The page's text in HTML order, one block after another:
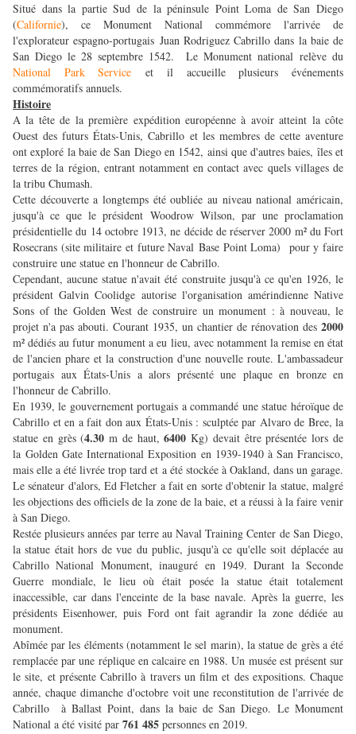
Situé dans la partie Sud de la péninsule Point Loma de San Diego
(Californie), ce Monument National commémore l'arrivée de
l'explorateur espagno-portugais Juan Rodriguez Cabrillo dans la baie de
San Diego le 28 septembre 1542. Le Monument national relève du
National Park Service et il accueille plusieurs événements
commémoratifs annuels.
Histoire
A la tête de la première expédition européenne à avoir atteint la côte
Ouest des futurs États-Unis, Cabrillo et les membres de cette aventure
ont exploré la baie de San Diego en 1542, ainsi que d'autres baies, îles et
terres de la région, entrant notamment en contact avec quels villages de
la tribu Chumash.
Cette découverte a longtemps été oubliée au niveau national américain,
jusqu'à ce que le président Woodrow Wilson, par une proclamation
présidentielle du 14 octobre 1913, ne décide de réserver 2000 m² du Fort
Rosecrans (site militaire et future Naval Base Point Loma) pour y faire
construire une statue en l'honneur de Cabrillo.
Cependant, aucune statue n'avait été construite jusqu'à ce qu'en 1926, le
président Galvin Coolidge autorise l'organisation amérindienne Native
Sons of the Golden West de construire un monument : à nouveau, le
projet n'a pas abouti. Courant 1935, un chantier de rénovation des 2000
m² dédiés au futur monument a eu lieu, avec notamment la remise en état
de l'ancien phare et la construction d'une nouvelle route. L'ambassadeur
portugais aux États-Unis a alors présenté une plaque en bronze en
l'honneur de Cabrillo.
En 1939, le gouvernement portugais a commandé une statue héroïque de
Cabrillo et en a fait don aux États-Unis : sculptée par Alvaro de Bree, la
statue en grès (4.30m de haut,6400Kg) devait être présentée lors de
la Golden Gate International Exposition en 1939-1940 à San Francisco,
mais elle a été livrée trop tard et a été stockée à Oakland, dans un garage.
Le sénateur d'alors, Ed Fletcher a fait en sorte d'obtenir la statue, malgré
les objections des officiels de la zone de la baie, et a réussi à la faire venir
à San Diego.
Restée plusieurs années par terre au Naval Training Center de San Diego,
la statue était hors de vue du public, jusqu'à ce qu'elle soit déplacée au
Cabrillo National Monument, inauguré en 1949. Durant la Seconde
Guerre mondiale, le lieu où était posée la statue était totalement
inaccessible, car dans l'enceinte de la base navale. Après la guerre, les
présidents Eisenhower, puis Ford ont fait agrandir la zone dédiée au
monument.
Abîmée par les éléments (notamment le sel marin), la statue de grès a été
remplacée par une réplique en calcaire en 1988. Un musée est présent sur
le site, et présente Cabrillo à travers un film et des expositions. Chaque
année, chaque dimanche d'octobre voit une reconstitution de l'arrivée de
Cabrillo à Ballast Point, dans la baie de San Diego. Le Monument
National a été visité par 761 485 personnes en 2019.